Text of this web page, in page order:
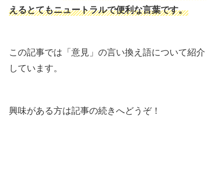
えるとてもニュートラルで便利な言葉です。
この記事では「意見」の言い換え語について紹介
しています。
興味がある方は記事の続きへどうぞ！